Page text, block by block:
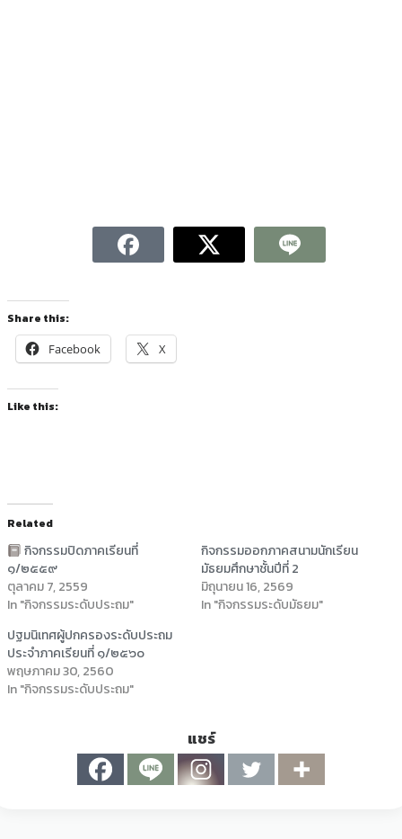
Share this:
Facebook
X
Like this:
Related
กิจกรรมปิดภาคเรียนที่
๑/๒๕๕๙
ตุลาคม 7, 2559
In "กิจกรรมระดับประถม"
กิจกรรมออกภาคสนามนักเรียน
มัธยมศึกษาชั้นปีที่ 2
มิถุนายน 16, 2569
In "กิจกรรมระดับมัธยม"
ปฐมนิเทศผู้ปกครองระดับประถม
ประจำภาคเรียนที่ ๑/๒๕๖๐
พฤษภาคม 30, 2560
In "กิจกรรมระดับประถม"
แชร์